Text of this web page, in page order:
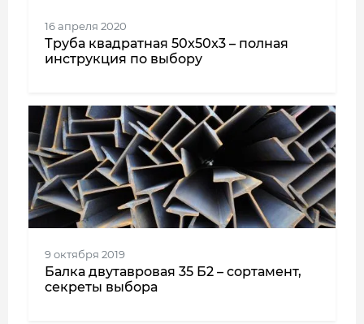
16 апреля 2020
Труба квадратная 50x50x3 – полная
инструкция по выбору
9 октября 2019
Балка двутавровая 35 Б2 – сортамент,
секреты выбора